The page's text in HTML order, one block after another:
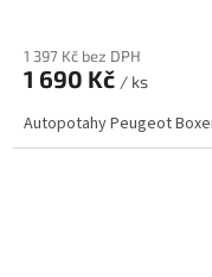
1 397 Kč bez DPH
1 690 Kč / ks
Autopotahy Peugeot